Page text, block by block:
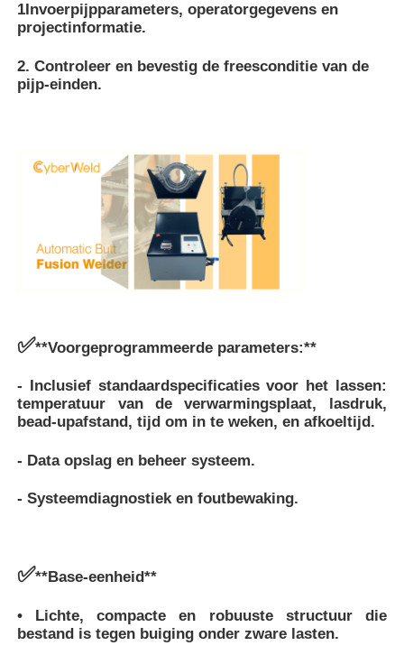
1Invoerpijpparameters, operatorgegevens en
projectinformatie.
2. Controleer en bevestig de freesconditie van de
pijp-einden.
✅**Voorgeprogrammeerde parameters:**
- Inclusief standaardspecificaties voor het lassen:
temperatuur van de verwarmingsplaat, lasdruk,
bead-upafstand, tijd om in te weken, en afkoeltijd.
- Data opslag en beheer systeem.
- Systeemdiagnostiek en foutbewaking.
✅**Base-eenheid**
• Lichte, compacte en robuuste structuur die
bestand is tegen buiging onder zware lasten.